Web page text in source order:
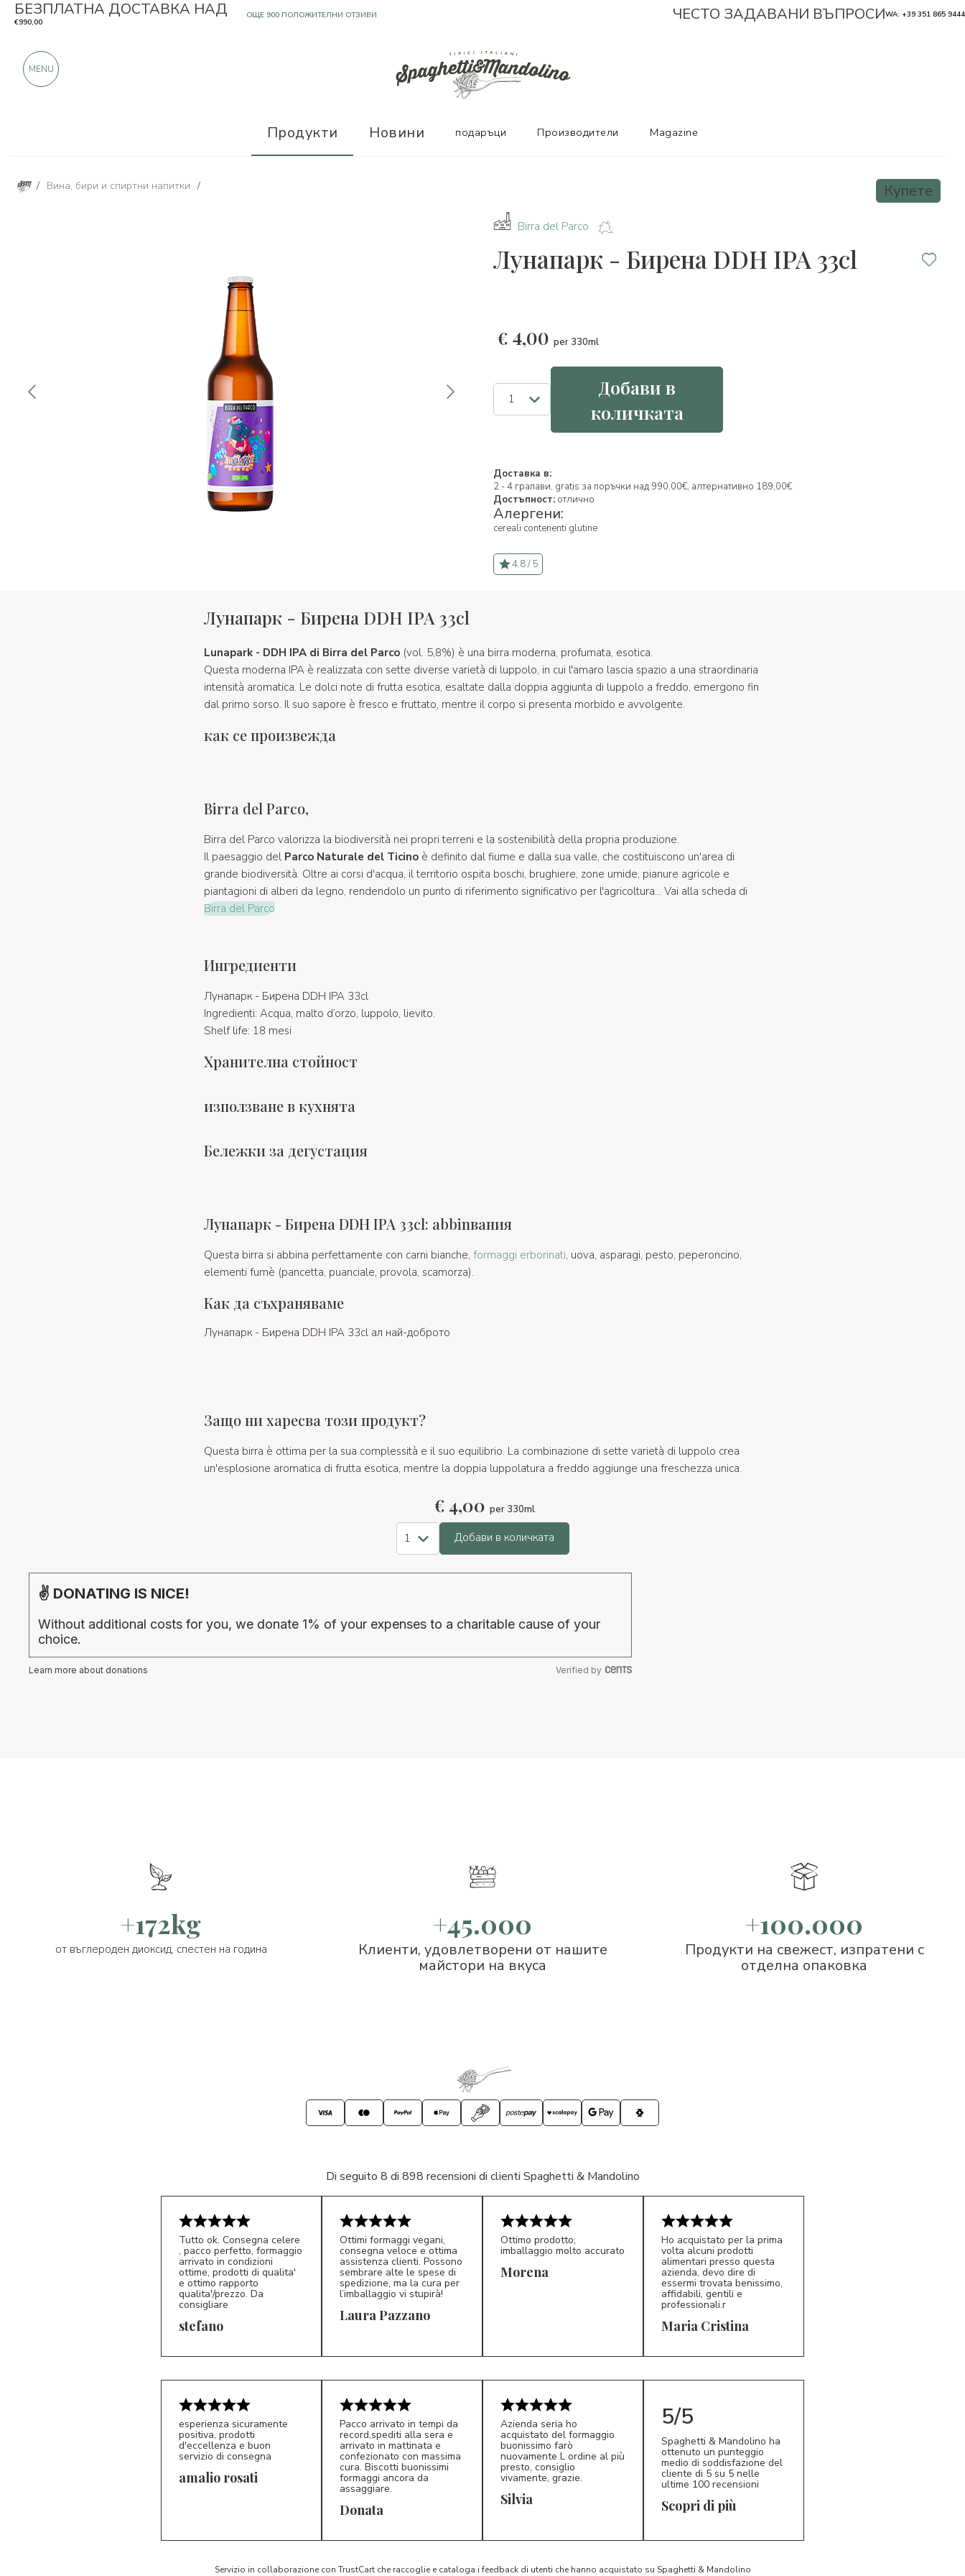
/ Вина, бири и спиртни напитки / Купете
Birra del Parco
Лунапарк - Бирена DDH IPA 33cl
€ 4,00 per 330ml
Добави в
количката
Доставка в:
2 - 4 грапави, gratis за поръчки над 990,00€, алтернативно 189,00€
Достъпност: отлично
Алергени:
cereali contenenti glutine
4.8 / 5
Лунапарк - Бирена DDH IPA 33cl
Lunapark - DDH IPA di Birra del Parco (vol. 5,8%) è una birra moderna, profumata, esotica.
Questa moderna IPA è realizzata con sette diverse varietà di luppolo, in cui l'amaro lascia spazio a una straordinaria
intensità aromatica. Le dolci note di frutta esotica, esaltate dalla doppia aggiunta di luppolo a freddo, emergono fin
dal primo sorso. Il suo sapore è fresco e fruttato, mentre il corpo si presenta morbido e avvolgente.
как се произвежда
Birra del Parco,
Birra del Parco valorizza la biodiversità nei propri terreni e la sostenibilità della propria produzione.
Il paesaggio del Parco Naturale del Ticinoè definito dal fiume e dalla sua valle, che costituiscono un'area di
grande biodiversità. Oltre ai corsi d'acqua, il territorio ospita boschi, brughiere, zone umide, pianure agricole e
piantagioni di alberi da legno, rendendolo un punto di riferimento significativo per l'agricoltura... Vai alla scheda di
Birra del Parco
Ингредиенти
Лунапарк - Бирена DDH IPA 33cl
Ingredienti: Acqua, malto d’orzo, luppolo, lievito.
Shelf life: 18 mesi
Хранителна стойност
използване в кухнята
Бележки за дегустация
Лунапарк - Бирена DDH IPA 33cl: abbinвания
Questa birra si abbina perfettamente con carni bianche, formaggi erborinati, uova, asparagi, pesto, peperoncino,
elementi fumè (pancetta, puanciale, provola, scamorza).
Как да съхраняваме
Лунапарк - Бирена DDH IPA 33cl ал най-доброто
Защо ни харесва този продукт?
Questa birra è ottima per la sua complessità e il suo equilibrio. La combinazione di sette varietà di luppolo crea
un'esplosione aromatica di frutta esotica, mentre la doppia luppolatura a freddo aggiunge una freschezza unica.
€4,00 per 330ml
Добави в количката
✌ DONATING IS NICE!
Without additional costs for you, we donate 1% of your expenses to a charitable cause of your
choice.
Learn more about donations Verified by
+172kg
от въглероден диоксид, спестен на година
+45.000
Клиенти, удовлетворени от нашите
майстори на вкуса
+100.000
Продукти на свежест, изпратени с
отделна опаковка
Di seguito 8 di 898 recensioni di clienti Spaghetti & Mandolino
S*
Tutto ok. Consegna celere
, pacco perfetto, formaggio
arrivato in condizioni
ottime, prodotti di qualita'
e ottimo rapporto
qualita'/prezzo. Da
consigliare
stefano LP 5/5
Ottimi formaggi vegani,
consegna veloce e ottima
assistenza clienti. Possono
sembrare alte le spese di
spedizione, ma la cura per
l’imballaggio vi stupirà!
Laura Pazzano
Ottimo prodotto,
imballaggio molto accurato
Morena
MC 5/5
Ho acquistato per la prima
volta alcuni prodotti
alimentari presso questa
azienda, devo dire di
essermi trovata benissimo,
affidabili, gentili e
professionali.r
Maria Cristina
esperienza sicuramente
positiva, prodotti
d'eccellenza e buon
servizio di consegna
amalio rosati
D*
Pacco arrivato in tempi da
record,spediti alla sera e
arrivato in mattinata e
confezionato con massima
cura. Biscotti buonissimi
formaggi ancora da
assaggiare.
Donata S*
Azienda seria ho
acquistato del formaggio
buonissimo farò
nuovamente L ordine al più
presto, consiglio
vivamente, grazie.
Silvia
5/5
Spaghetti & Mandolino ha
ottenuto un punteggio
medio di soddisfazione del
cliente di 5 su 5 nelle
ultime 100 recensioni
Scopri di più
Servizio in collaborazione con TrustCart che raccoglie e cataloga i feedback di utenti che hanno acquistato su Spaghetti & Mandolino
БЕЗПЛАТНА ДОСТАВКА НАД
€990,00
САМО ПРОДУКТИ ОТ ОТЛИЧНИ ПРОИЗВОДИТЕЛИ ЧЕСТО ЗАДАВАНИ ВЪПРОСИWA: +39 351 865 9444
MENU
Продукти Новини подаръци Производители Magazine